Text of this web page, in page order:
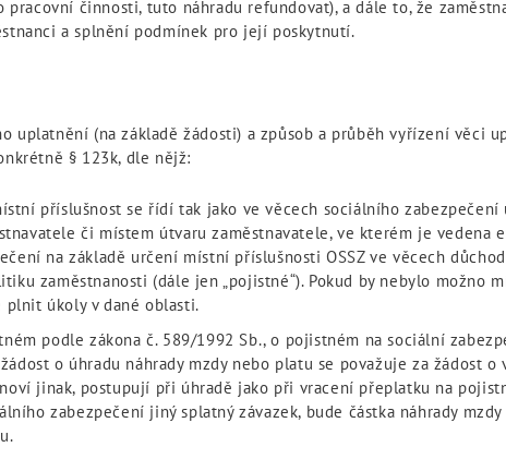
činnosti, tuto náhradu refundovat), a dále to, že
a splnění podmínek pro její poskytnutí.
uplatnění (na základě žádosti) a způsob a průběh vyřízení věci
§ 123k, dle nějž:
příslušnost se řídí tak jako ve věcech sociálního zabezpečení
či místem útvaru zaměstnavatele, ve kterém je vedena
na základě určení místní příslušnosti OSSZ ve věcech
zaměstnanosti (dále jen „pojistné“). Pokud by nebylo možno
plnit úkoly v dané oblasti.
podle zákona č. 589/1992 Sb., o pojistném na sociální
o úhradu náhrady mzdy nebo platu se považuje za žádost o
jinak, postupují při úhradě jako při vracení přeplatku na
zabezpečení jiný splatný závazek, bude částka náhrady